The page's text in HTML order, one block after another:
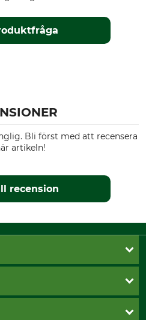
Oeko-Tex
Färg
Bli först med att recensera
artikeln!
recension